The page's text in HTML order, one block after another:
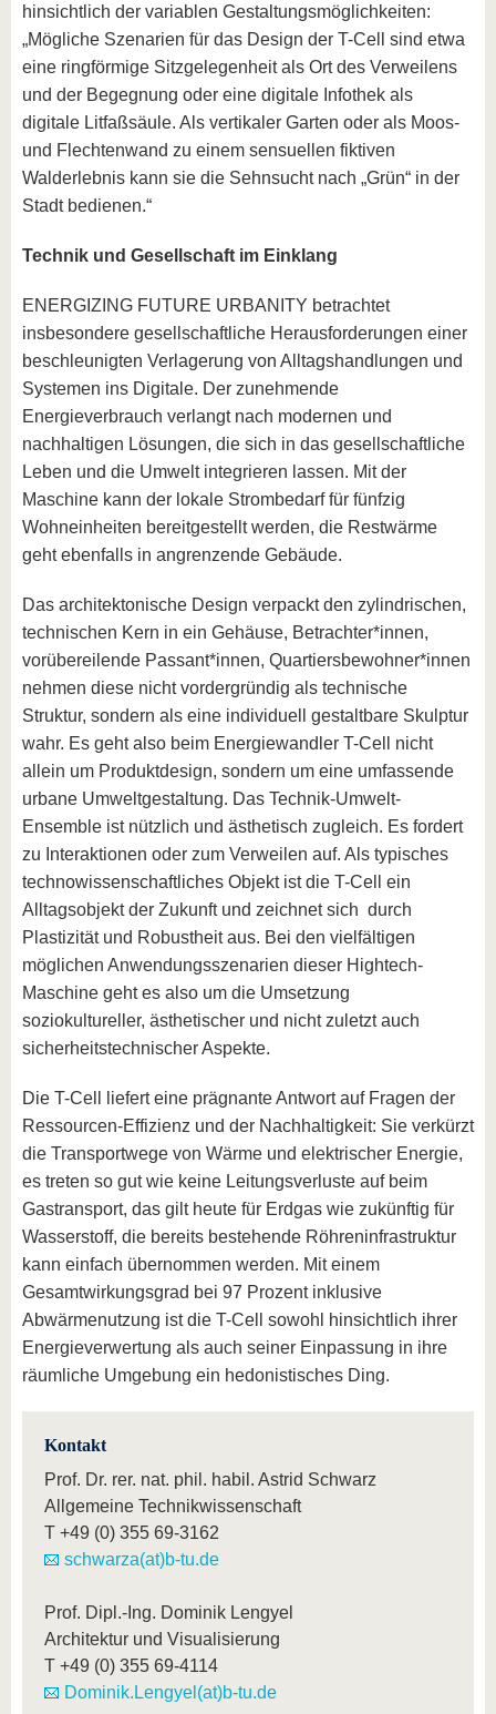
hinsichtlich der variablen Gestaltungsmöglichkeiten:
„Mögliche Szenarien für das Design der T-Cell sind etwa
eine ringförmige Sitzgelegenheit als Ort des Verweilens
und der Begegnung oder eine digitale Infothek als
digitale Litfaßsäule. Als vertikaler Garten oder als Moos-
und Flechtenwand zu einem sensuellen fiktiven
Walderlebnis kann sie die Sehnsucht nach „Grün“ in der
Stadt bedienen.“
Technik und Gesellschaft im Einklang
ENERGIZING FUTURE URBANITY betrachtet
insbesondere gesellschaftliche Herausforderungen einer
beschleunigten Verlagerung von Alltagshandlungen und
Systemen ins Digitale. Der zunehmende
Energieverbrauch verlangt nach modernen und
nachhaltigen Lösungen, die sich in das gesellschaftliche
Leben und die Umwelt integrieren lassen. Mit der
Maschine kann der lokale Strombedarf für fünfzig
Wohneinheiten bereitgestellt werden, die Restwärme
geht ebenfalls in angrenzende Gebäude.
Das architektonische Design verpackt den zylindrischen,
technischen Kern in ein Gehäuse, Betrachter*innen,
vorübereilende Passant*innen, Quartiersbewohner*innen
nehmen diese nicht vordergründig als technische
Struktur, sondern als eine individuell gestaltbare Skulptur
wahr. Es geht also beim Energiewandler T-Cell nicht
allein um Produktdesign, sondern um eine umfassende
urbane Umweltgestaltung. Das Technik-Umwelt-
Ensemble ist nützlich und ästhetisch zugleich. Es fordert
zu Interaktionen oder zum Verweilen auf. Als typisches
technowissenschaftliches Objekt ist die T-Cell ein
Alltagsobjekt der Zukunft und zeichnet sich durch
Plastizität und Robustheit aus. Bei den vielfältigen
möglichen Anwendungsszenarien dieser Hightech-
Maschine geht es also um die Umsetzung
soziokultureller, ästhetischer und nicht zuletzt auch
sicherheitstechnischer Aspekte.
Die T-Cell liefert eine prägnante Antwort auf Fragen der
Ressourcen-Effizienz und der Nachhaltigkeit: Sie verkürzt
die Transportwege von Wärme und elektrischer Energie,
es treten so gut wie keine Leitungsverluste auf beim
Gastransport, das gilt heute für Erdgas wie zukünftig für
Wasserstoff, die bereits bestehende Röhreninfrastruktur
kann einfach übernommen werden. Mit einem
Gesamtwirkungsgrad bei 97 Prozent inklusive
Abwärmenutzung ist die T-Cell sowohl hinsichtlich ihrer
Energieverwertung als auch seiner Einpassung in ihre
räumliche Umgebung ein hedonistisches Ding.
Kontakt
Prof. Dr. rer. nat. phil. habil. Astrid Schwarz
Allgemeine Technikwissenschaft
T +49 (0) 355 69-3162
schwarza(at)b-tu.de
Prof. Dipl.-Ing. Dominik Lengyel
Architektur und Visualisierung
T +49 (0) 355 69-4114
Dominik.Lengyel(at)b-tu.de